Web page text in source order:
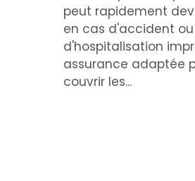
peut rapidement
en cas d'accident ou
d'hospitalisation
assurance adaptée
couvrir les...